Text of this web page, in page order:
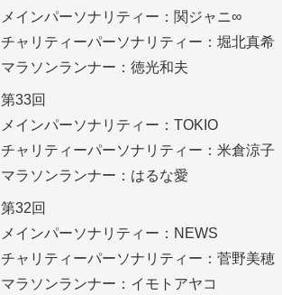
メインパーソナリティー：関ジャニ∞
チャリティーパーソナリティー：堀北真希
マラソンランナー：徳光和夫
第33回
メインパーソナリティー：TOKIO
チャリティーパーソナリティー：米倉涼子
マラソンランナー：はるな愛
第32回
メインパーソナリティー：NEWS
チャリティーパーソナリティー：菅野美穂
マラソンランナー：イモトアヤコ